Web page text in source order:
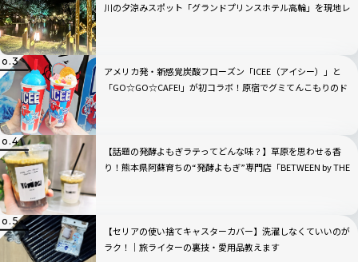
川の夕涼みスポット「グランドプリンスホテル高輪」を現地レ
アメリカ発・新感覚炭酸フローズン「ICEE（アイシー）」と
「GO☆GO☆CAFE!」が初コラボ！原宿でグミてんこもりのド
【話題の発酵よもぎラテってどんな味？】草原を思わせる香
り！熊本県阿蘇育ちの“発酵よもぎ”専門店「BETWEEN by THE
【セリアの使い捨てキャスターカバー】洗濯しなくていいのが
ラク！｜旅ライターの裏技・愛用品教えます